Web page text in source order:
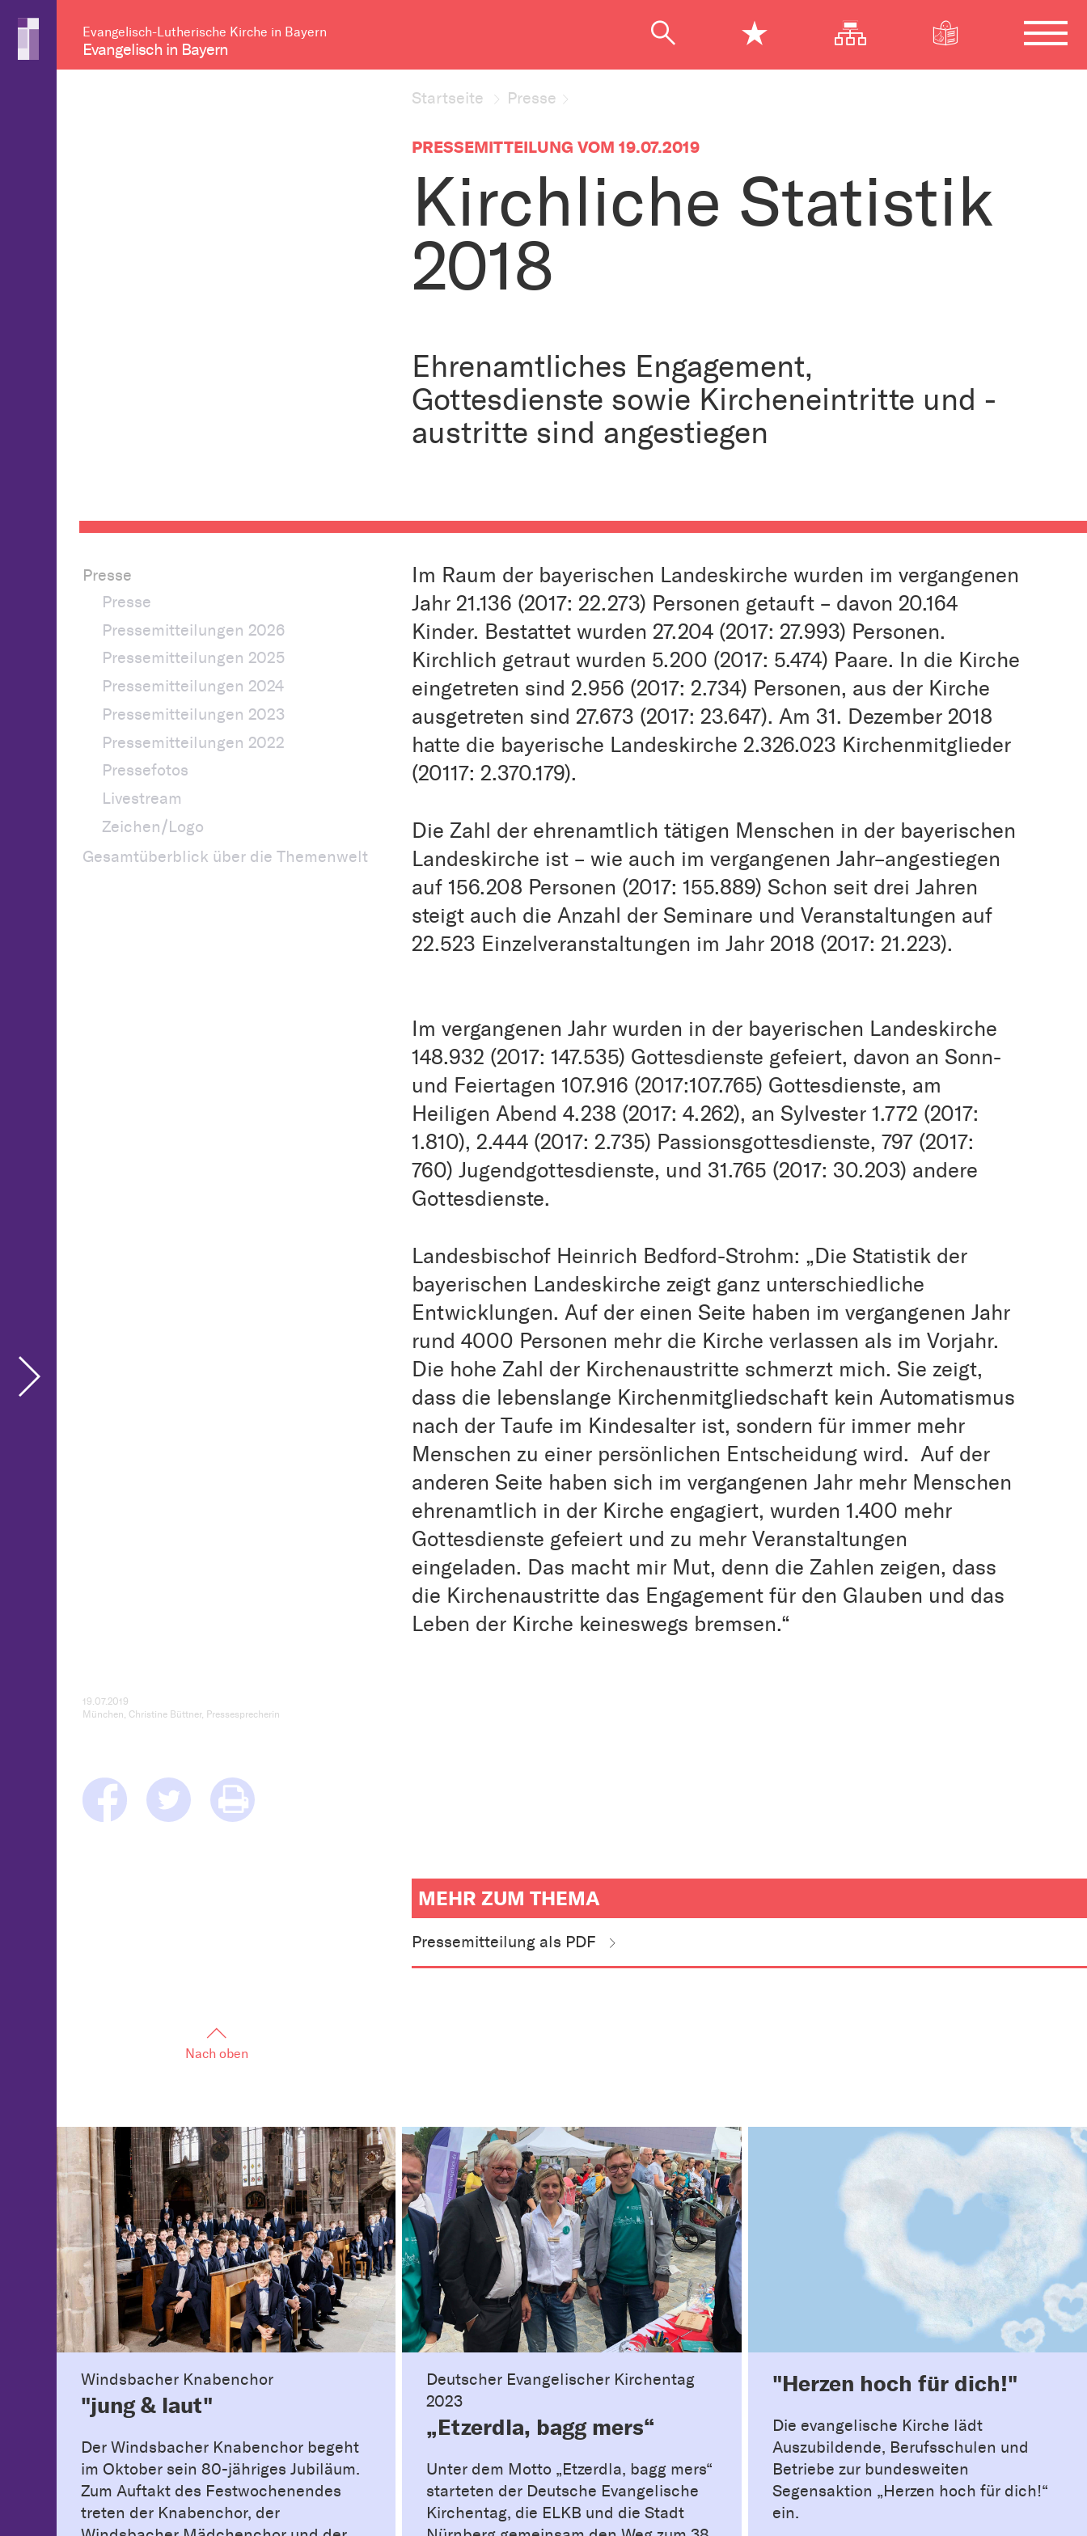
Evangelisch-Lutherische Kirche in Bayern
Evangelisch in Bayern
Startseite Presse
PRESSEMITTEILUNG VOM 19.07.2019
Kirchliche Statistik
2018
Ehrenamtliches Engagement,
Gottesdienste sowie Kircheneintritte und -
austritte sind angestiegen
Presse
Presse
Pressemitteilungen 2026
Pressemitteilungen 2025
Pressemitteilungen 2024
Pressemitteilungen 2023
Pressemitteilungen 2022
Pressefotos
Livestream
Zeichen/Logo
Gesamtüberblick über die Themenwelt
Im Raum der bayerischen Landeskirche wurden im vergangenen
Jahr 21.136 (2017: 22.273) Personen getauft – davon 20.164
Kinder. Bestattet wurden 27.204 (2017: 27.993) Personen.
Kirchlich getraut wurden 5.200 (2017: 5.474) Paare. In die Kirche
eingetreten sind 2.956 (2017: 2.734) Personen, aus der Kirche
ausgetreten sind 27.673 (2017: 23.647). Am 31. Dezember 2018
hatte die bayerische Landeskirche 2.326.023 Kirchenmitglieder
(20117: 2.370.179).
Die Zahl der ehrenamtlich tätigen Menschen in der bayerischen
Landeskirche ist – wie auch im vergangenen Jahr–angestiegen
auf 156.208 Personen (2017: 155.889) Schon seit drei Jahren
steigt auch die Anzahl der Seminare und Veranstaltungen auf
22.523 Einzelveranstaltungen im Jahr 2018 (2017: 21.223).
Im vergangenen Jahr wurden in der bayerischen Landeskirche
148.932 (2017: 147.535) Gottesdienste gefeiert, davon an Sonn-
und Feiertagen 107.916 (2017:107.765) Gottesdienste, am
Heiligen Abend 4.238 (2017: 4.262), an Sylvester 1.772 (2017:
1.810), 2.444 (2017: 2.735) Passionsgottesdienste, 797 (2017:
760) Jugendgottesdienste, und 31.765 (2017: 30.203) andere
Gottesdienste.
Landesbischof Heinrich Bedford-Strohm: „Die Statistik der
bayerischen Landeskirche zeigt ganz unterschiedliche
Entwicklungen. Auf der einen Seite haben im vergangenen Jahr
rund 4000 Personen mehr die Kirche verlassen als im Vorjahr.
Die hohe Zahl der Kirchenaustritte schmerzt mich. Sie zeigt,
dass die lebenslange Kirchenmitgliedschaft kein Automatismus
nach der Taufe im Kindesalter ist, sondern für immer mehr
Menschen zu einer persönlichen Entscheidung wird. Auf der
anderen Seite haben sich im vergangenen Jahr mehr Menschen
ehrenamtlich in der Kirche engagiert, wurden 1.400 mehr
Gottesdienste gefeiert und zu mehr Veranstaltungen
eingeladen. Das macht mir Mut, denn die Zahlen zeigen, dass
die Kirchenaustritte das Engagement für den Glauben und das
Leben der Kirche keineswegs bremsen.“
19.07.2019
München, Christine Büttner, Pressesprecherin
MEHR ZUM THEMA
zum
Downloads
Pressemitteilung als PDF
Nach oben
Windsbacher Knabenchor
"jung & laut"
Der Windsbacher Knabenchor begeht
im Oktober sein 80-jähriges Jubiläum.
Zum Auftakt des Festwochenendes
treten der Knabenchor, der
Deutscher Evangelischer Kirchentag
2023
„Etzerdla, bagg mers“
Unter dem Motto „Etzerdla, bagg mers“
starteten der Deutsche Evangelische
Kirchentag, die ELKB und die Stadt
"Herzen hoch für dich!"
Die evangelische Kirche lädt
Auszubildende, Berufsschulen und
Betriebe zur bundesweiten
Segensaktion „Herzen hoch für dich!“
ein.